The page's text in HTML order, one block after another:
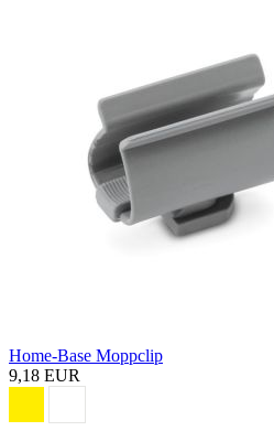
Home-Base Moppclip
9,18 EUR